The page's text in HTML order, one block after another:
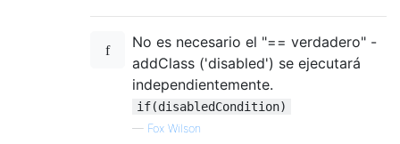
No es necesario el "== verdadero" -
addClass ('disabled') se ejecutará
independientemente.
if(disabledCondition)
— Fox Wilson